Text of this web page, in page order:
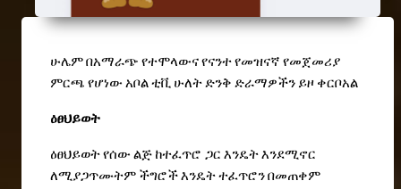
ሁሌምበአማራጭ የተሞላውናየናንተየመዝናኛ የመጀመሪያ
ምርጫ የሆነው አቦልቲቪ ሁለትድንቅ ድራማዎችን ይዞ ቀርቦአል
ዕፀህይወት
ዕፀህይወትየሰው ልጅ ከተፈጥሮ ጋር እንዴትእንደሚኖር
ለሚያጋጥሙትም ችግሮችእንዴትተፈጥሮንበመጠቀም